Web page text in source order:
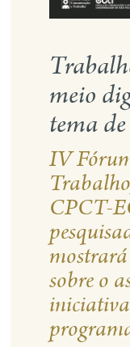
meio
tema
IV
CPCT-
sobre o